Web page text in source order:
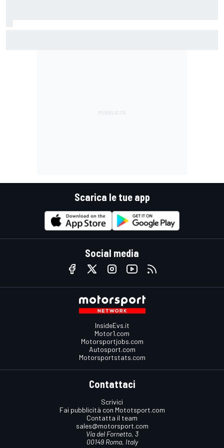
Scarica le tue app
Social media
InsideEvs.it
Motor1.com
Motorsportjobs.com
Autosport.com
Motorsportstats.com
Contattaci
Scrivici
Fai pubblicità con Mototsport.com
Contatta il team
sales@motorsport.com
Via del Fornetto, 3
00149 Roma, Italy